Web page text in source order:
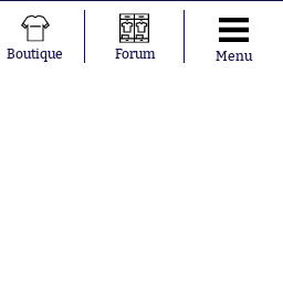
Boutique Forum Menu